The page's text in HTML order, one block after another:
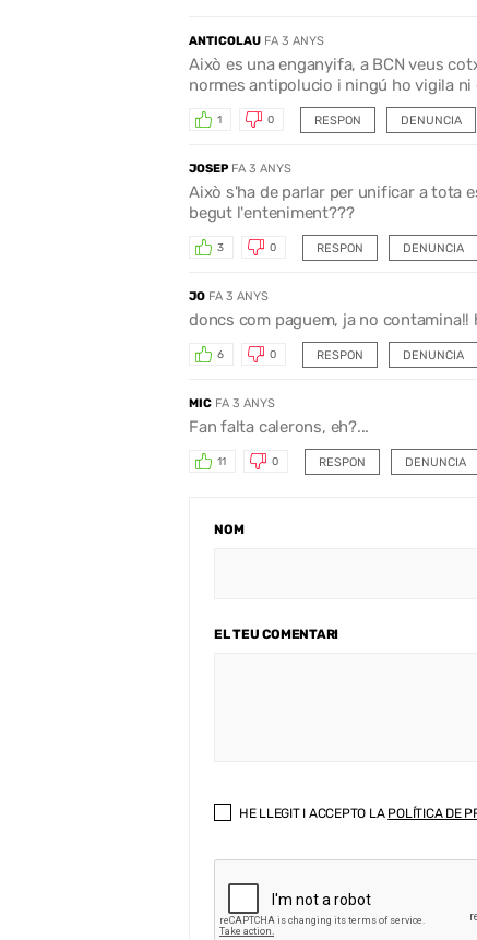
ANTICOLAU FA 3 ANYS
Això es una enganyifa, a BCN veus
normes antipolucio i ningú ho vigila ni
RESPON
1 0 DENUNCIA
JOSEP FA 3 ANYS
Això s'ha de parlar per unificar a tota
begut l'enteniment???
RESPON
3 0 DENUNCIA
JO FA 3 ANYS
doncs com paguem, ja no contamina!!
RESPON
6 0 DENUNCIA
MIC FA 3 ANYS
Fan falta calerons, eh?...
RESPON
11 0 DENUNCIA
NOM
EL TEU COMENTARI
HE LLEGIT I ACCEPTO LA POLÍTICA DE